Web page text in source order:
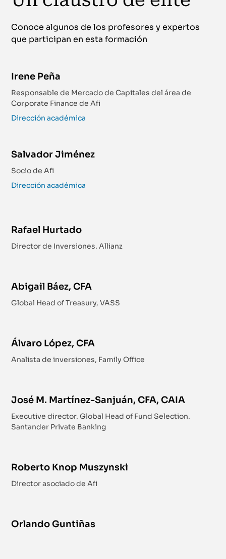
Conoce algunos de los profesores y expertos
que participan en esta formación
Irene Peña
Responsable de Mercado de Capitales del área de
Corporate Finance de Afi
Dirección académica
Salvador Jiménez
Socio de Afi
Dirección académica
Rafael Hurtado
Director de Inversiones. Allianz
Abigail Báez, CFA
Global Head of Treasury, VASS
Álvaro López, CFA
Analista de inversiones, Family Office
José M. Martínez-Sanjuán, CFA, CAIA
Executive director. Global Head of Fund Selection.
Santander Private Banking
Roberto Knop Muszynski
Director asociado de Afi
Orlando Guntiñas